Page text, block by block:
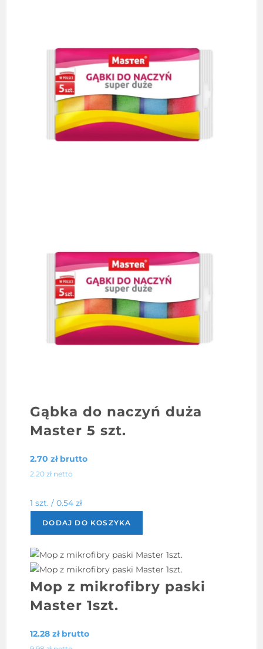
Gąbka do naczyń duża
Master 5 szt.
2.70złbrutto
2.20 zł netto
1 szt. / 0.54zł
DODAJ DO KOSZYKA
Mop z mikrofibry paski
Master 1szt.
12.28złbrutto